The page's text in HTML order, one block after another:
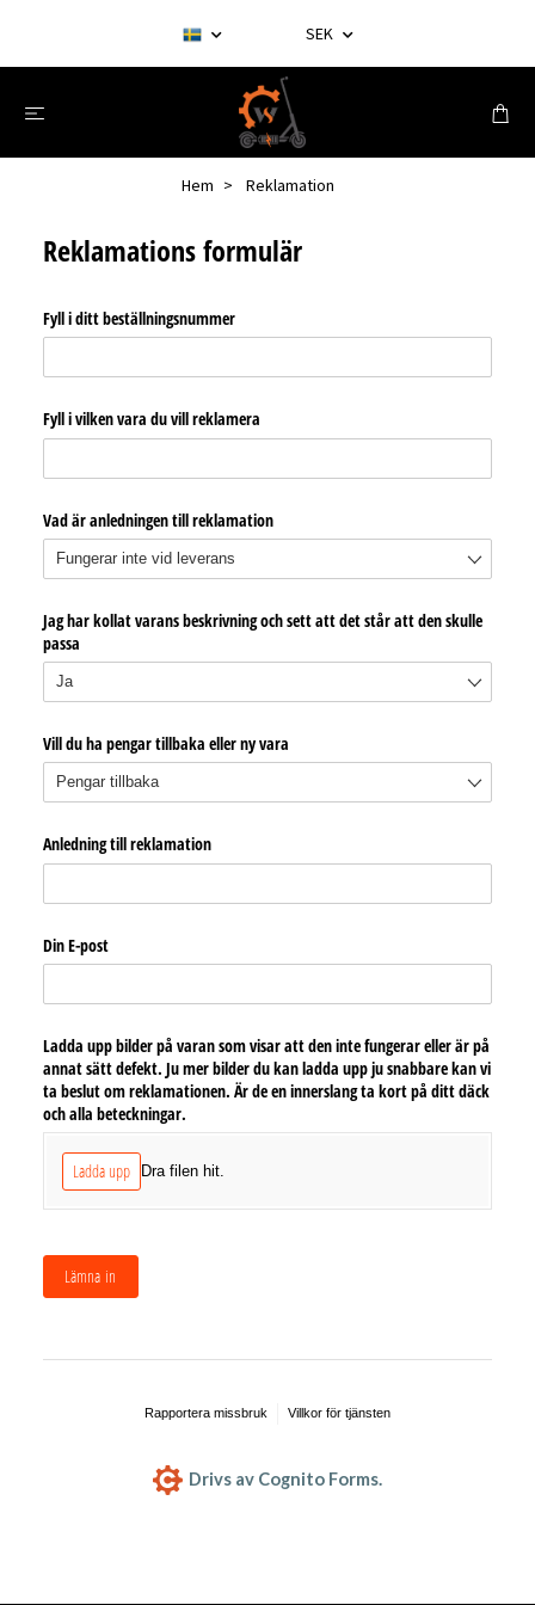
SEK
Hem Reklamation
Reklamations formulär
Fyll i ditt beställningsnummer
Fyll i vilken vara du vill reklamera
Vad är anledningen till reklamation
Jag har kollat varans beskrivning och sett att det står att den skulle
passa
Vill du ha pengar tillbaka eller ny vara
Anledning till reklamation
Din E-post
Ladda upp bilder på varan som visar att den inte fungerar eller är på
annat sätt defekt. Ju mer bilder du kan ladda upp ju snabbare kan vi
ta beslut om reklamationen. Är de en innerslang ta kort på ditt däck
och alla beteckningar.
Ladda upp Dra filen hit.
Lämna in
Rapportera missbruk Villkor för tjänsten
Drivs av Cognito Forms.